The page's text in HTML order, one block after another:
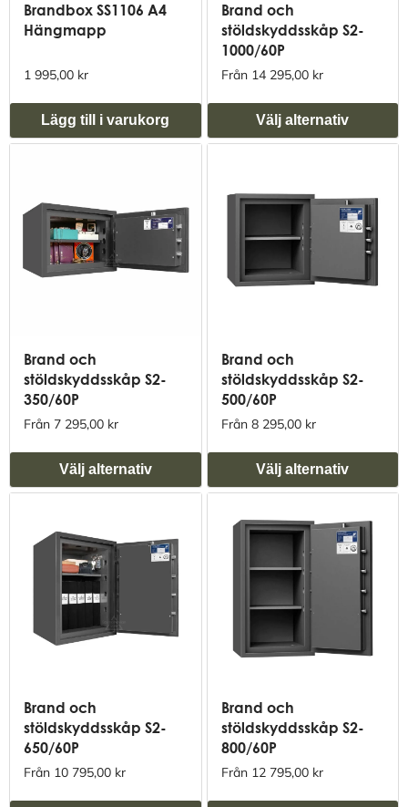
Brandbox SS1106 A4
Hängmapp
1 995,00 kr
Lägg till i varukorg
Brand och
stöldskyddsskåp S2-
1000/60P
Från 14 295,00 kr
Välj alternativ
Brand och
stöldskyddsskåp S2-
350/60P
Från 7 295,00 kr
Välj alternativ
Brand och
stöldskyddsskåp S2-
500/60P
Från 8 295,00 kr
Välj alternativ
Brand och
stöldskyddsskåp S2-
650/60P
Från 10 795,00 kr
Brand och
stöldskyddsskåp S2-
800/60P
Från 12 795,00 kr